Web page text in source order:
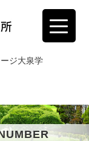
ジ大泉学